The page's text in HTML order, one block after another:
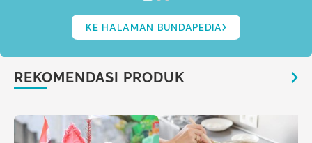
KE HALAMAN BUNDAPEDIA
REKOMENDASI PRODUK